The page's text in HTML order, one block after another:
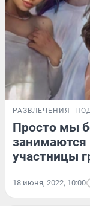
РАЗВЛЕЧЕНИЯ
Просто мы
занимаются
участницы
18 июня, 2022, 10:00